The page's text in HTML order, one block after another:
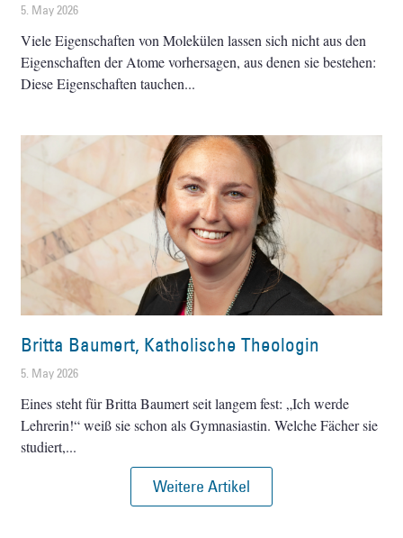
5. May 2026
Viele Eigenschaften von Molekülen lassen sich nicht aus den
Eigenschaften der Atome vorhersagen, aus denen sie bestehen:
Diese Eigenschaften tauchen
Britta Baumert, Katholische Theologin
5. May 2026
Eines steht für Britta Baumert seit langem fest: „Ich werde
Lehrerin!“ weiß sie schon als Gymnasiastin. Welche Fächer sie
studiert,
Weitere Artikel